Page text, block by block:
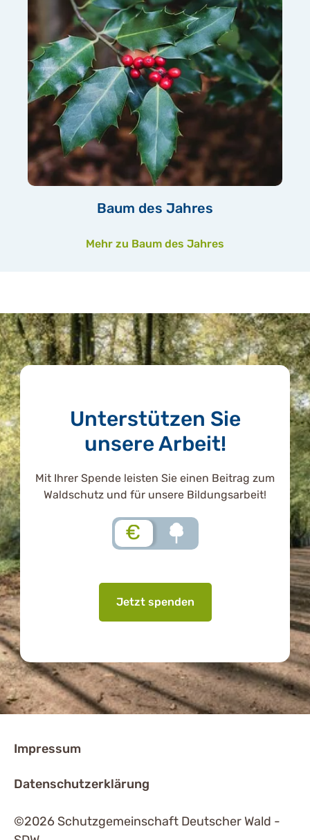
Baum des Jahres
Mehr zu Baum des Jahres
Unterstützen Sie
unsere Arbeit!
Mit Ihrer Spende leisten Sie einen Beitrag zum
Waldschutz und für unsere Bildungsarbeit!
€
Jetzt spenden
©2026 Schutzgemeinschaft Deutscher Wald -
Impressum
Datenschutzerklärung